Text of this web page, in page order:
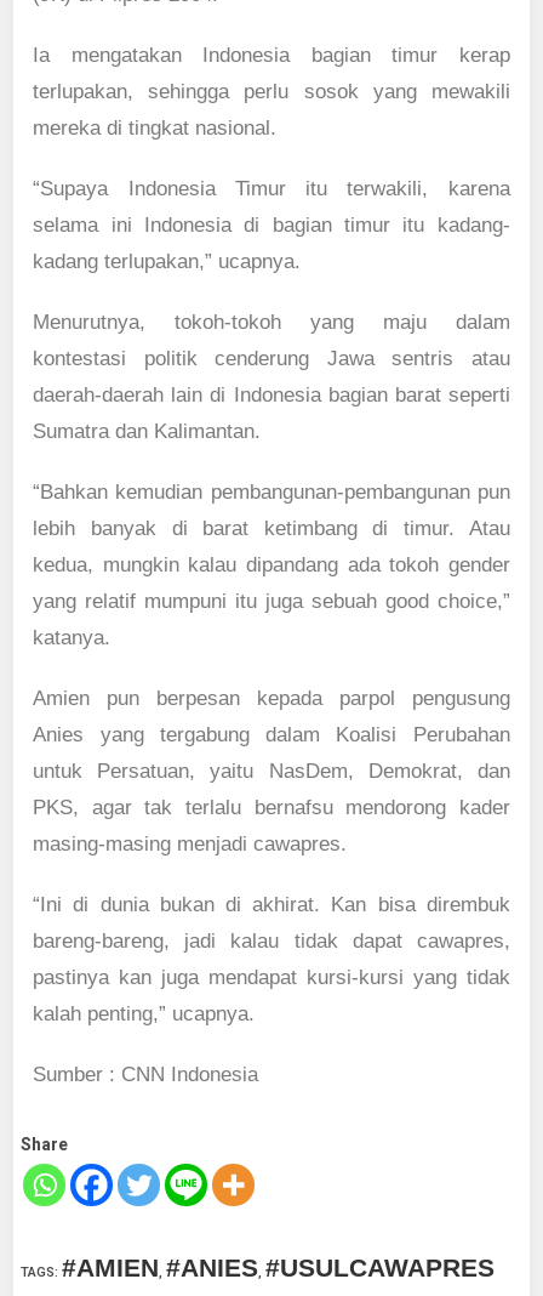
Ia mengatakan Indonesia bagian timur kerap
terlupakan, sehingga perlu sosok yang mewakili
mereka di tingkat nasional.
“Supaya Indonesia Timur itu terwakili, karena
selama ini Indonesia di bagian timur itu kadang-
kadang terlupakan,” ucapnya.
Menurutnya, tokoh-tokoh yang maju dalam
kontestasi politik cenderung Jawa sentris atau
daerah-daerah lain di Indonesia bagian barat seperti
Sumatra dan Kalimantan.
“Bahkan kemudian pembangunan-pembangunan pun
lebih banyak di barat ketimbang di timur. Atau
kedua, mungkin kalau dipandang ada tokoh gender
yang relatif mumpuni itu juga sebuah good choice,”
katanya.
Amien pun berpesan kepada parpol pengusung
Anies yang tergabung dalam Koalisi Perubahan
untuk Persatuan, yaitu NasDem, Demokrat, dan
PKS, agar tak terlalu bernafsu mendorong kader
masing-masing menjadi cawapres.
“Ini di dunia bukan di akhirat. Kan bisa dirembuk
bareng-bareng, jadi kalau tidak dapat cawapres,
pastinya kan juga mendapat kursi-kursi yang tidak
kalah penting,” ucapnya.
Sumber : CNN Indonesia
Share
TAGS:#AMIEN, #ANIES, #USULCAWAPRES